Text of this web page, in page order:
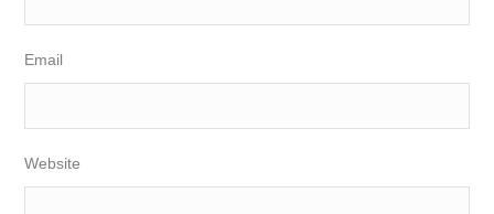
Email
Website